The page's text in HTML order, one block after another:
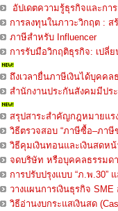
อัปเดตความรู้ธุรกิจและกา
การลงทุนในภาวะวิกฤต : ส
ภาษีสำหรับ Influencer
การรับมือวิกฤติธุรกิจ: เปลี่ย
ถึงเวลายื่นภาษีเงินได้บุคค
สำนักงานประกันสังคมมีประ
สรุปสาระสำคัญกฎหมายแร
วิธีตรวจสอบ “ภาษีซื้อ–ภาษี
วิธีคุมเงินทอนและเงินสดห
จดบริษัท หรือบุคคลธรรมด
การปรับปรุงแบบ “ภ.พ.30”
วางแผนการเงินธุรกิจ SME
วิธีอ่านงบกระแสเงินสด